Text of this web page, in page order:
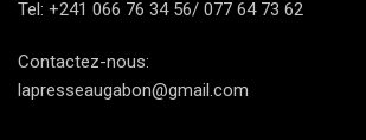
Tel: +241 066 76 34 56/ 077 64 73 62
Contactez-nous:
lapresseaugabon@gmail.com